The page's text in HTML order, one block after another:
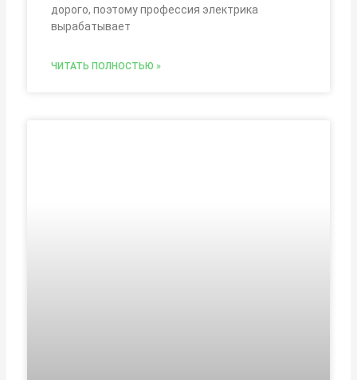
дорого, поэтому профессия электрика
вырабатывает
ЧИТАТЬ ПОЛНОСТЬЮ »